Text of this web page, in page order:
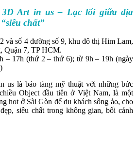
Art in us – Lạc lối giữa địa
chất”
và số 4 đường số 9, khu đô thị Him Lam,
Quận 7, TP HCM.
– 17h (thứ 2 – thứ 6); từ 9h – 19h (ngày
us là bảo tàng mỹ thuật với những bức
Object đầu tiên ở Việt Nam, là một
hot ở Sài Gòn để du khách sống ảo, cho
siêu chất trong không gian, bối cảnh